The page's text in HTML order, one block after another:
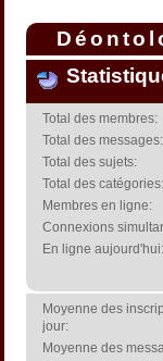
Total des membres:
Total des messages:
Total des sujets:
Total des catégories:
Membres en ligne:
Connexions
En ligne aujourd'hui:
Moyenne des
jour:
Moyenne des